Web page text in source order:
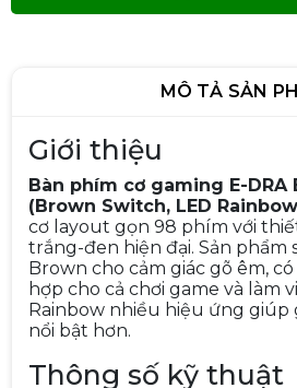
MÔ TẢ SẢN
Giới thiệu
Bàn phím cơ gaming E-DRA
(Brown Switch, LED
cơ layout gọn 98 phím với
trắng-đen hiện đại. Sản phẩm
Brown cho cảm giác gõ êm,
hợp cho cả chơi game và làm
Rainbow nhiều hiệu ứng giúp
nổi bật hơn.
Thông số kỹ thuật
BÀN PHÍM
170.000đ
-23%